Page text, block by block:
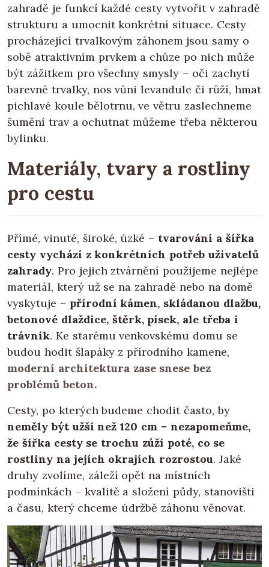
zahradě je funkcí každé cesty vytvořit v zahradě
strukturu a umocnit konkrétní situace. Cesty
procházející trvalkovým záhonem jsou samy o
sobě atraktivním prvkem a chůze po nich může
být zážitkem pro všechny smysly – oči zachytí
barevné trvalky, nos vůni levandule či růží, hmat
pichlavé koule bělotrnu, ve větru zaslechneme
šumění trav a ochutnat můžeme třeba některou
bylinku.
Materiály, tvary a rostliny
pro cestu
Přímé, vinuté, široké, úzké – tvarování a šířka
cesty vychází z konkrétních potřeb uživatelů
zahrady. Pro jejich ztvárnění použijeme nejlépe
materiál, který už se na zahradě nebo na domě
vyskytuje – přírodní kámen, skládanou dlažbu,
betonové dlaždice, štěrk, písek, ale třeba i
trávník. Ke starému venkovskému domu se
budou hodit šlapáky z přírodního kamene,
moderní architektura zase snese bez
problémů beton.
Cesty, po kterých budeme chodit často, by
neměly být užší než 120 cm – nezapomeňme,
že šířka cesty se trochu zúží poté, co se
rostliny na jejích okrajích rozrostou. Jaké
druhy zvolíme, záleží opět na místních
podmínkách – kvalitě a složení půdy, stanovišti
a času, který chceme údržbě záhonu věnovat.